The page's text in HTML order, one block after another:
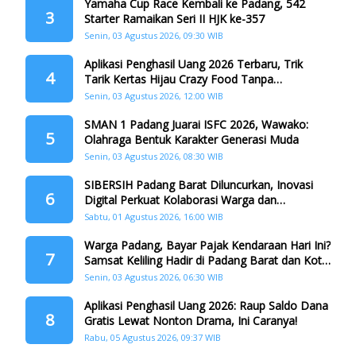
3
Yamaha Cup Race Kembali ke Padang, 542
Starter Ramaikan Seri II HJK ke-357
Senin, 03 Agustus 2026, 09:30 WIB
4
Aplikasi Penghasil Uang 2026 Terbaru, Trik
Tarik Kertas Hijau Crazy Food Tanpa
Penggandaan
Senin, 03 Agustus 2026, 12:00 WIB
5
SMAN 1 Padang Juarai ISFC 2026, Wawako:
Olahraga Bentuk Karakter Generasi Muda
Senin, 03 Agustus 2026, 08:30 WIB
6
SIBERSIH Padang Barat Diluncurkan, Inovasi
Digital Perkuat Kolaborasi Warga dan
Pemerintah Atasi Persampahan
Sabtu, 01 Agustus 2026, 16:00 WIB
7
Warga Padang, Bayar Pajak Kendaraan Hari Ini?
Samsat Keliling Hadir di Padang Barat dan Koto
Tangah
Senin, 03 Agustus 2026, 06:30 WIB
8
Aplikasi Penghasil Uang 2026: Raup Saldo Dana
Gratis Lewat Nonton Drama, Ini Caranya!
Rabu, 05 Agustus 2026, 09:37 WIB